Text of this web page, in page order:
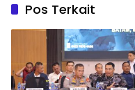
Pos Terkait